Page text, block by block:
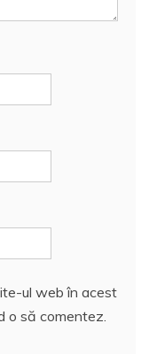
ul web în acest
o să comentez.